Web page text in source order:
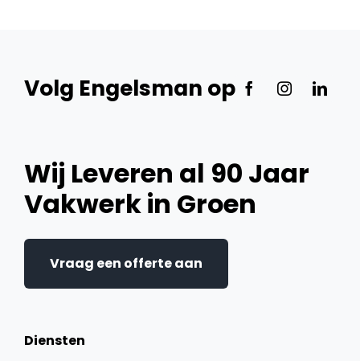
Volg Engelsman op
Wij Leveren al 90 Jaar
Vakwerk in Groen
Vraag een offerte aan
Diensten